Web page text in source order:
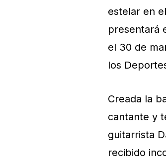
estelar en
presentará
el 30 de
los
Creada la
cantante y
guitarrista
recibido